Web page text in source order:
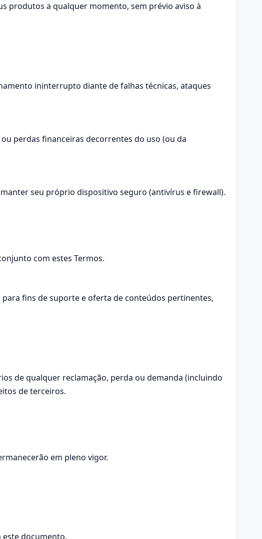
produtos a qualquer momento, sem prévio aviso à
ininterrupto diante de falhas técnicas, ataques
perdas financeiras decorrentes do uso (ou da
seu próprio dispositivo seguro (antivírus e firewall).
com estes Termos.
fins de suporte e oferta de conteúdos pertinentes,
de qualquer reclamação, perda ou demanda (incluindo
de terceiros.
em pleno vigor.
este documento.